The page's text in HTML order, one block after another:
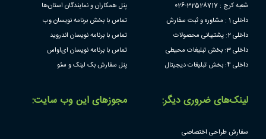
شعبه کرج : 32528717-026
داخلی 1 : مشاوره و ثبت سفارش
داخلی 2: پشتیبانی محصولات
داخلی 3: بخش تبلیغات محیطی
داخلی 4: بخش تبلیغات دیجیتال
پنل همکاران و نمایندگان استان‌ها
تماس با بخش برنامه نویسان وب
تماس با برنامه نویسان اندروید
تماس با برنامه نویسان ای‌او‌اس
پنل سفارش بک لینک و سئو
لینک‌های ضروری دیگر:
سفارش طراحی اختصاصی
مجوز‌های این وب سایت: